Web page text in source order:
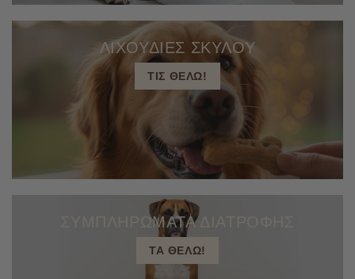
ΛΙΧΟΥΔΙΕΣ ΣΚΥΛΟΥ
ΤΙΣ ΘΕΛΩ!
ΣΥΜΠΛΗΡΩΜΑΤΑ ΔΙΑΤΡΟΦΗΣ
ΤΑ ΘΕΛΩ!